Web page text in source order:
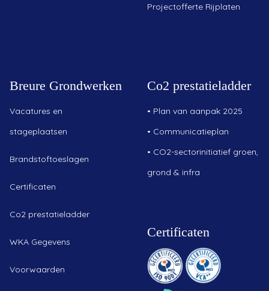
Projectofferte Rijplaten
Breure Grondwerken
Vacatures en
stageplaatsen
Brandstoftoeslagen
Certificaten
Co2 prestatieladder
WKA Gegevens
Voorwaarden
Co2 prestatieladder
• Plan van aanpak 2025
• Communicatieplan
• CO2-sectorinitiatief groen,
grond & infra
Certificaten